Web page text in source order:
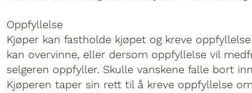
Oppfyllelse
Kjøper kan fastholde kjøpet og kreve
kan overvinne, eller dersom oppfyllelse vil
selgeren oppfyller. Skulle vanskene falle bort
Kjøperen taper sin rett til å kreve oppfyllelse